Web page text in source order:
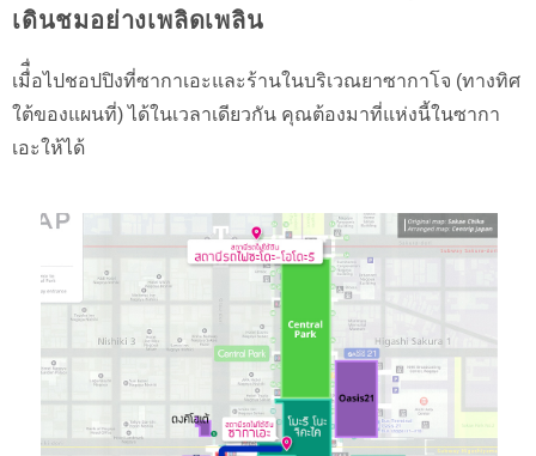
เดินชมอย่างเพลิดเพลิน
เมื่ื่อไปชอปปิงที่ซากาเอะและร้านในบริเวณยาซากาโจ (ทางทิศ
ใต้ของแผนที่) ได้ในเวลาเดียวกัน คุณต้องมาที่แห่งนี้ในซากา
เอะให้ได้